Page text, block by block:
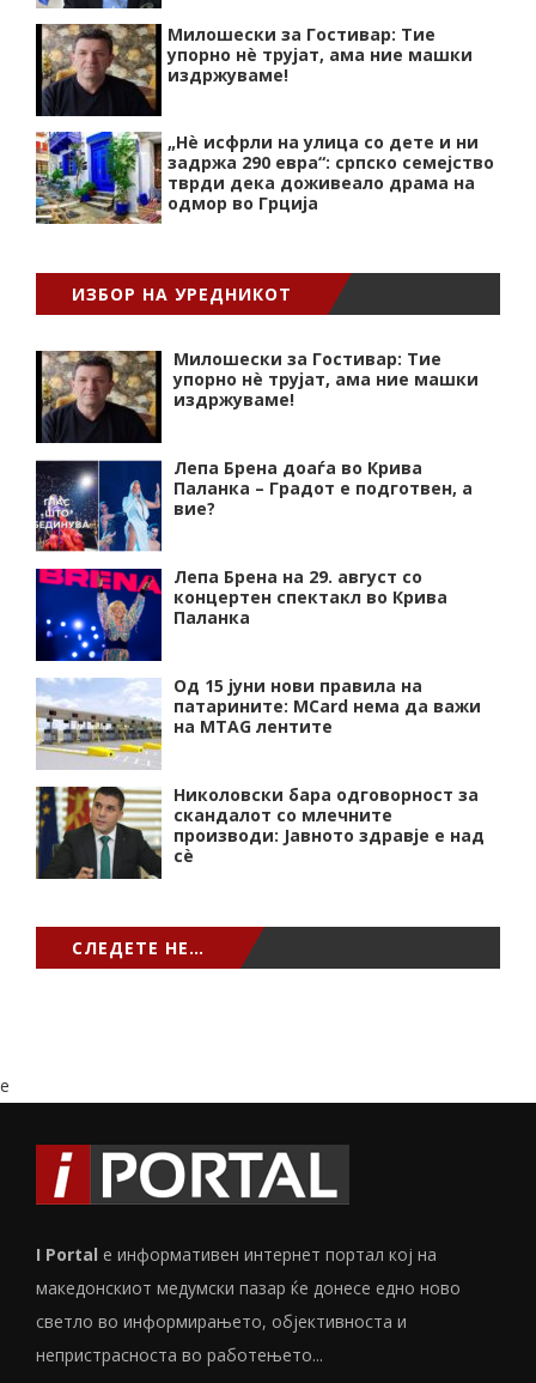
Милошески за Гостивар: Тие
упорно нѐ трујат, ама ние машки
издржуваме!
„Нѐ исфрли на улица со дете и ни
задржа 290 евра“: српско семејство
тврди дека доживеало драма на
одмор во Грција
ИЗБОР НА УРЕДНИКОТ
Милошески за Гостивар: Тие
упорно нѐ трујат, ама ние машки
издржуваме!
Лепа Брена доаѓа во Крива
Паланка – Градот е подготвен, а
вие?
Лепа Брена на 29. август со
концертен спектакл во Крива
Паланка
Од 15 јуни нови правила на
патарините: MCard нема да важи
на MTAG лентите
Николовски бара одговорност за
скандалот со млечните
производи: Јавното здравје е над
сѐ
СЛЕДЕТЕ НЕ…
e
I Portal е информативен интернет портал кој на
македонскиот медумски пазар ќе донесе едно ново
светло во информирањето, објективноста и
непристрасноста во работењето...